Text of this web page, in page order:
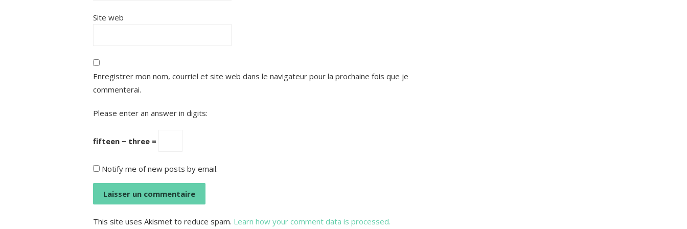
Site web
Enregistrer mon nom, courriel et site web dans le navigateur pour la prochaine fois que je
commenterai.
Please enter an answer in digits:
fifteen − three =
Notify me of new posts by email.
This site uses Akismet to reduce spam. Learn how your comment data is processed.